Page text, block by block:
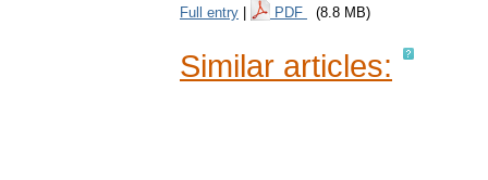
Full entry PDF (8.8 MB)
Similar articles: